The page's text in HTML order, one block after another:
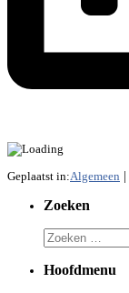
Geplaatst in:Algemeen |
Zoeken
Zoeken
naar:
Hoofdmenu